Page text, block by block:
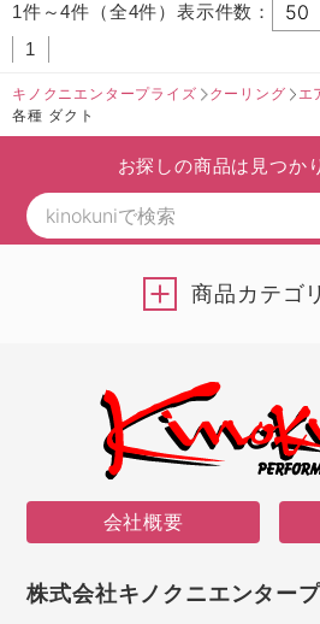
1件～4件（全4件）表示件数：
1
キノクニエンタープライズ クーリング エ
各種 ダクト
お探しの商品は見つか
商品カテゴ
会社概要
株式会社キノクニエンター